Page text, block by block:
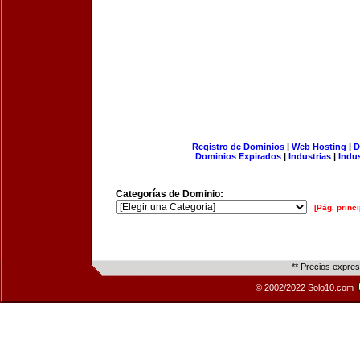
Registro de Dominios| Web Hosting |
Dominios Expirados | Industrias |
Categorías de Dominio:
[Pág.
** Precios
© 2002/2022 Solo10.com